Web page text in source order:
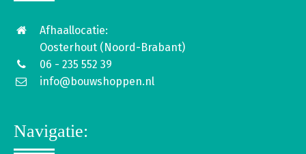
Afhaallocatie:
Oosterhout (Noord-Brabant)
06 - 235 552 39
info@bouwshoppen.nl
Navigatie: